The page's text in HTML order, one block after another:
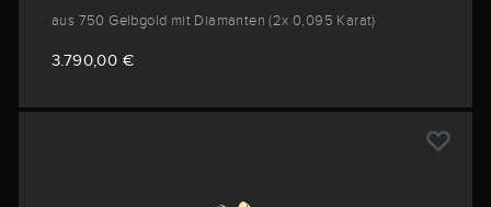
aus 750 Gelbgold mit Diamanten (2x 0,095 Karat)
3.790,00 €